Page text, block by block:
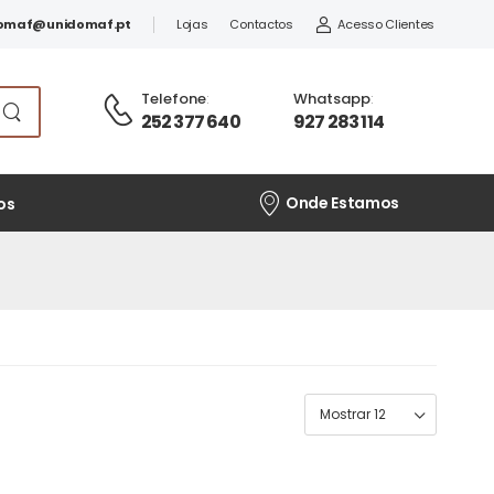
Lojas Contactos Acesso Clientes
Telefone:
252 377 640
Whatsapp:
927 283 114
Onde Estamos